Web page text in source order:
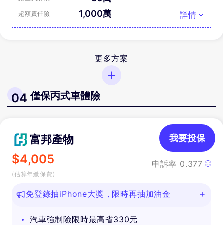
超額責任險 1,000萬 詳情
更多方案
04 僅保丙式車體險
富邦產物
$4,005
(估算年繳保費)
申訴率 0.377
我要投保
免登錄抽iPhone大獎，限時再抽加油金
汽車強制險限時最高省330元